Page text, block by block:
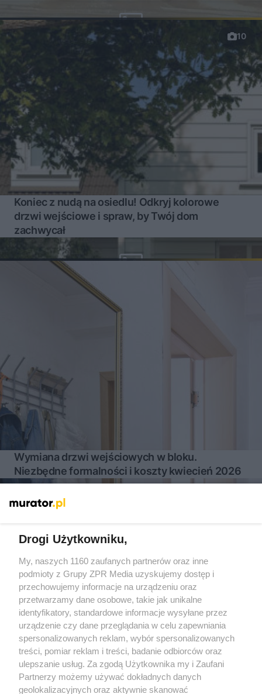
10
Koniec z nudą na osiedlu! Odkryj kolorowe
drzwi wejściowe i spraw, by Twój dom
zachwycał
Wymiana drzwi wejściowych w bloku.
Niezbędne formalności i koszty kwiecień 2026
Żaden utwór zamieszczony w serwisie nie może być powielany i
rozpowszechniany lub dalej rozpowszechniany w jakikolwiek sposób
(w tym także elektroniczny lub mechaniczny) na jakimkolwiek polu
eksploatacji w jakiejkolwiek formie, włącznie z umieszczaniem w
Internecie bez pisemnej zgody właściciela praw. Jakiekolwiek użycie
lub wykorzystanie utworów w całości lub w części z naruszeniem
prawa, tzn. bez właściwej zgody, jest zabronione pod groźbą kary i
może być ścigane prawnie.
Drogi Użytkowniku,
My, naszych 1160 zaufanych partnerów oraz inne
podmioty z Grupy ZPR Media uzyskujemy dostęp i
przechowujemy informacje na urządzeniu oraz
przetwarzamy dane osobowe, takie jak unikalne
identyfikatory, standardowe informacje wysyłane przez
urządzenie czy dane przeglądania w celu zapewniania
spersonalizowanych reklam, wybór spersonalizowanych
treści, pomiar reklam i treści, badanie odbiorców oraz
ulepszanie usług. Za zgodą Użytkownika my i Zaufani
Partnerzy możemy używać dokładnych danych
geolokalizacyjnych oraz aktywnie skanować